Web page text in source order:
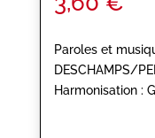
Paroles et
DESCHAMPS/
Harmonisation :